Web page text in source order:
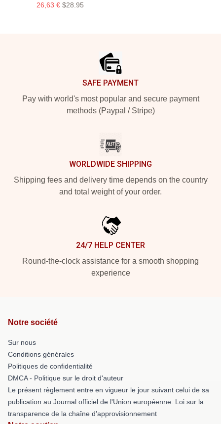
26,63 € $28.95
SAFE PAYMENT
Pay with world's most popular and secure payment
methods (Paypal / Stripe)
WORLDWIDE SHIPPING
Shipping fees and delivery time depends on the country
and total weight of your order.
24/7 HELP CENTER
Round-the-clock assistance for a smooth shopping
experience
Notre société
Sur nous
Conditions générales
Politiques de confidentialité
DMCA - Politique sur le droit d'auteur
Le présent règlement entre en vigueur le jour suivant celui de sa
publication au Journal officiel de l'Union européenne. Loi sur la
transparence de la chaîne d'approvisionnement